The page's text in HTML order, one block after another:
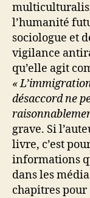
l’humanité
sociologue et
vigilance
qu’elle agit
«
désaccord ne
grave. Si
livre, c’est
informations
dans les
chapitres